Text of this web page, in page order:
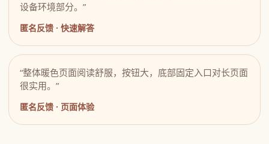
设备环境部分。”
匿名反馈 · 快速解答
“整体暖色页面阅读舒服，按钮大，底部固定入口对长页面
很实用。”
匿名反馈 · 页面体验